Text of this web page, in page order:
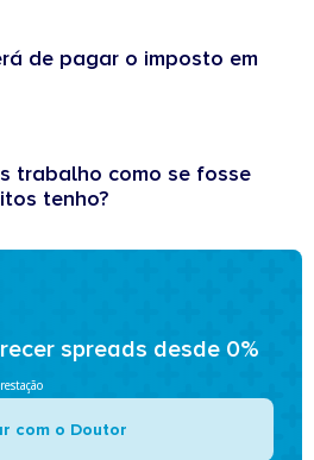
de pagar o imposto em
trabalho como se fosse
tenho?
spreads desde 0%
com o Doutor